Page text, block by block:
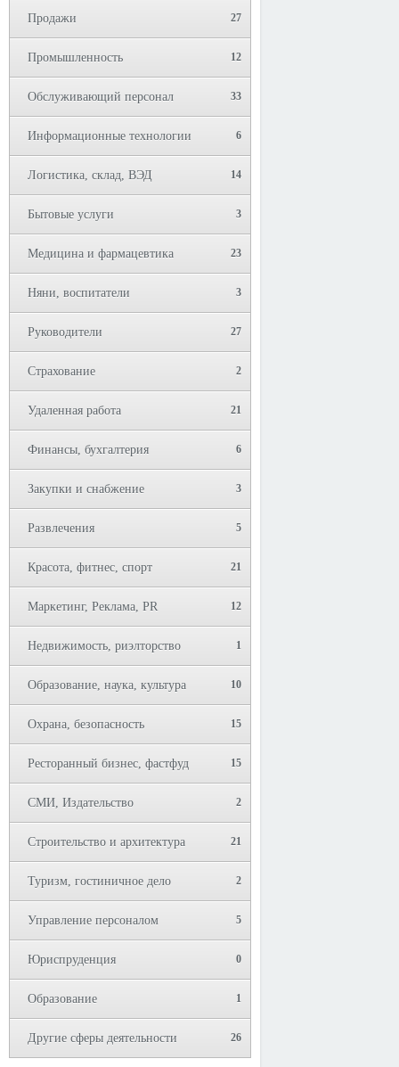
Продажи 27
Промышленность 12
Обслуживающий персонал 33
Информационные технологии 6
Логистика, склад, ВЭД 14
Бытовые услуги 3
Медицина и фармацевтика 23
Няни, воспитатели 3
Руководители 27
Страхование 2
Удаленная работа 21
Финансы, бухгалтерия 6
Закупки и снабжение 3
Развлечения 5
Красота, фитнес, спорт 21
Маркетинг, Реклама, PR 12
Недвижимость, риэлторство 1
Образование, наука, культура 10
Охрана, безопасность 15
Ресторанный бизнес, фастфуд 15
СМИ, Издательство 2
Строительство и архитектура 21
Туризм, гостиничное дело 2
Управление персоналом 5
Юриспруденция 0
Образование 1
Другие сферы деятельности 26